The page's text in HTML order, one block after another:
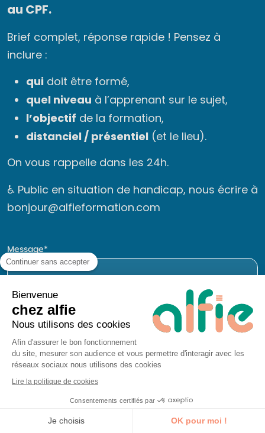
au CPF.
Brief complet, réponse rapide ! Pensez à
inclure :
qui doit être formé,
quel niveau à l’apprenant sur le sujet,
l’objectif de la formation,
distanciel / présentiel (et le lieu).
On vous rappelle dans les 24h.
♿ Public en situation de handicap, nous écrire à
bonjour@alfieformation.com
Message
Continuer sans accepter
Bienvenue
chez alfie
Nous utilisons des cookies
Afin d'assurer le bon fonctionnement
du site, mesurer son audience et vous permettre d'interagir avec les
réseaux sociaux nous utilisons des cookies
Lire la politique de cookies
Consentements certifiés par
Je choisis OK pour moi !